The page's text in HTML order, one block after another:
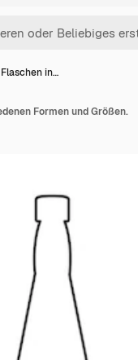
in…
Formen und Größen.